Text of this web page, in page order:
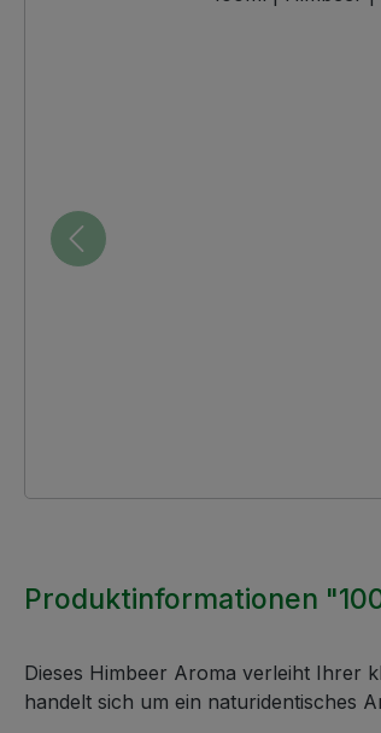
Produktinformationen
Dieses Himbeer Aroma verleiht Ihrer
handelt sich um ein naturidentisches